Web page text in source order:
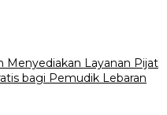
Menyediakan Layanan Pijat
bagi Pemudik Lebaran